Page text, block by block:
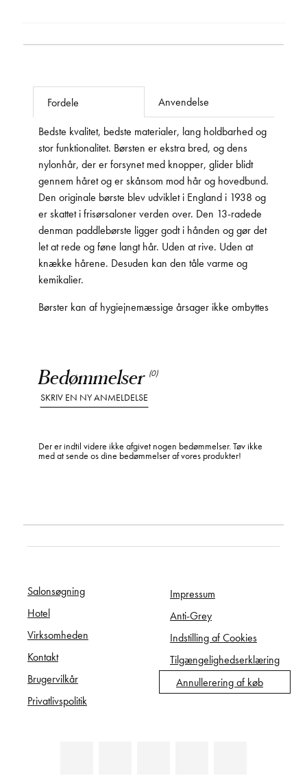
Bedømmelser (0)
SKRIV EN NY ANMELDELSE
Der er indtil videre ikke afgivet nogen bedømmelser. Tøv ikke
med at sende os dine bedømmelser af vores produkter!
Fordele Anvendelse
Bedste kvalitet, bedste materialer, lang holdbarhed og
stor funktionalitet. Børsten er ekstra bred, og dens
nylonhår, der er forsynet med knopper, glider blidt
gennem håret og er skånsom mod hår og hovedbund.
Den originale børste blev udviklet i England i 1938 og
er skattet i frisørsaloner verden over. Den 13-radede
denman paddlebørste ligger godt i hånden og gør det
let at rede og føne langt hår. Uden at rive. Uden at
knække hårene. Desuden kan den tåle varme og
kemikalier.
Børster kan af hygiejnemæssige årsager ikke ombyttes
Salonsøgning
Hotel
Virksomheden
Kontakt
Brugervilkår
Privatlivspolitik
Impressum
Anti-Grey
Indstilling af Cookies
Tilgængelighedserklæring
Annullerering af køb